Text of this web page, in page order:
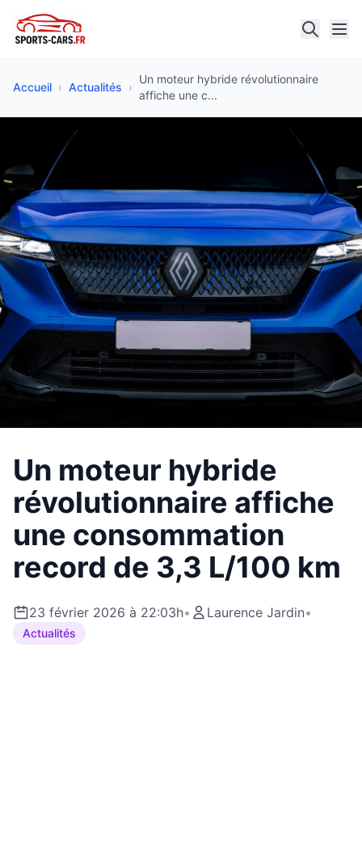
Accueil › Actualités ›
Un moteur hybride révolutionnaire
affiche une c...
Un moteur hybride
révolutionnaire affiche
une consommation
record de 3,3 L/100 km
23 février 2026 à 22:03h• Laurence Jardin•
Actualités